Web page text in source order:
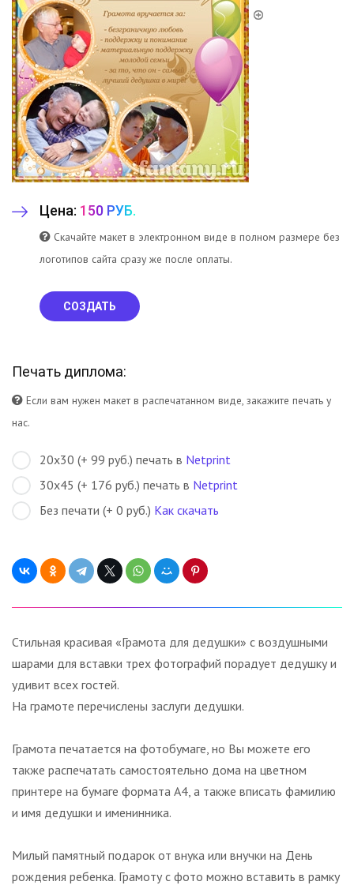
Цена: 150 РУБ.
Скачайте макет в электронном виде в полном размере без
логотипов сайта сразу же после оплаты.
СОЗДАТЬ
Печать диплома:
Если вам нужен макет в распечатанном виде, закажите печать у
нас.
20х30 (+ 99 руб.) печать в Netprint
30х45 (+ 176 руб.) печать в Netprint
Без печати (+ 0 руб.) Как скачать
Стильная красивая «Грамота для дедушки» с воздушными
шарами для вставки трех фотографий порадует дедушку и
удивит всех гостей.
На грамоте перечислены заслуги дедушки.
Грамота печатается на фотобумаге, но Вы можете его
также распечатать самостоятельно дома на цветном
принтере на бумаге формата А4, а также вписать фамилию
и имя дедушки и именинника.
Милый памятный подарок от внука или внучки на День
рождения ребенка. Грамоту с фото можно вставить в рамку